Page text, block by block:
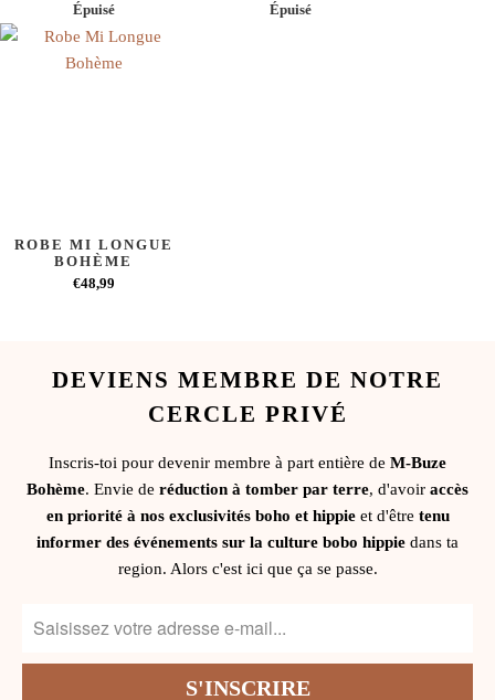
Épuisé
Épuisé
ROBE MI LONGUE
BOHÈME
€48,99
DEVIENS MEMBRE DE NOTRE
CERCLE PRIVÉ
Inscris-toi pour devenir membre à part entière de M-Buze
Bohème. Envie de réduction à tomber par terre, d'avoir accès
en priorité à nos exclusivités boho et hippieet d'être tenu
informer des événements sur la culture bobo hippie dans ta
region. Alors c'est ici que ça se passe.